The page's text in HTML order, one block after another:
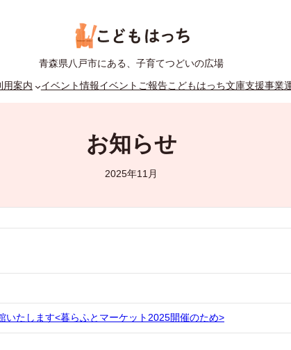
青森県八戸市にある、子育てつどいの広場
用案内 イベント情報イベントご報告こどもはっち文庫支援事業
お知らせ
2025年11月
たします<暮らふとマーケット2025開催のため>